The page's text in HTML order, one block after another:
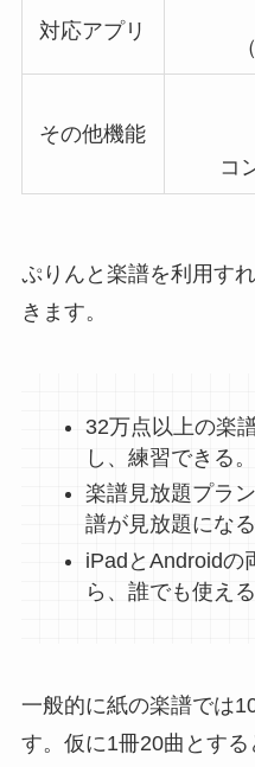
対応アプリ
その他機能
コ
ぷりんと楽譜を利用す
きます。
32万点以上の楽
し、練習できる。
楽譜見放題プラ
譜が見放題になる
iPadとAndroidの
ら、誰でも使える
一般的に紙の楽譜では
す。仮に1冊20曲とす